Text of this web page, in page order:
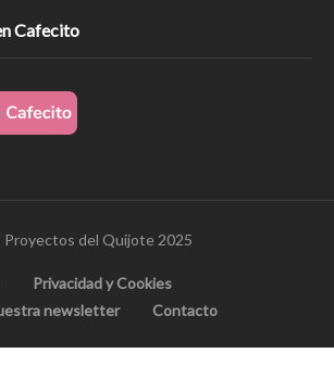
Cafecito
del Quijote 2025
Privacidad y Cookies
newsletter
Contacto